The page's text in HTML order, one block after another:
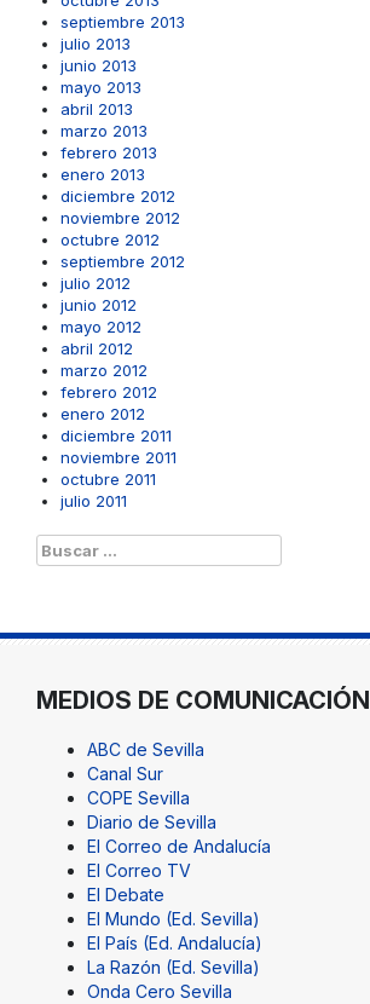
septiembre 2013
julio 2013
junio 2013
mayo 2013
abril 2013
marzo 2013
febrero 2013
enero 2013
diciembre 2012
noviembre 2012
octubre 2012
septiembre 2012
julio 2012
junio 2012
mayo 2012
abril 2012
marzo 2012
febrero 2012
enero 2012
diciembre 2011
noviembre 2011
octubre 2011
julio 2011
Buscar:
MEDIOS DE COMUNICACIÓN
ABC de Sevilla
Canal Sur
COPE Sevilla
Diario de Sevilla
El Correo de Andalucía
El Correo TV
El Debate
El Mundo (Ed. Sevilla)
El País (Ed. Andalucía)
La Razón (Ed. Sevilla)
Onda Cero Sevilla